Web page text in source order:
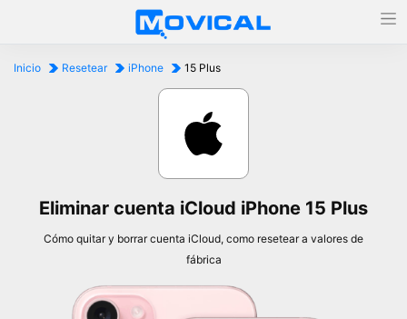
Inicio Resetear iPhone 15 Plus
Eliminar cuenta iCloud iPhone 15 Plus
Cómo quitar y borrar cuenta iCloud, como resetear a valores de
fábrica